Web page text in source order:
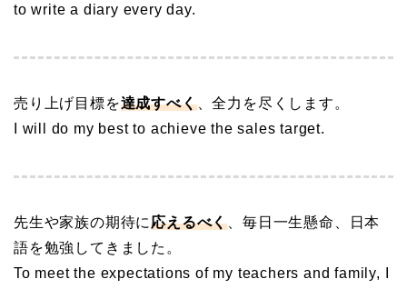
to write a diary every day.
売り上げ目標を達成すべく、全力を尽くします。
I will do my best to achieve the sales target.
先生や家族の期待に応えるべく 、毎日一生懸命、日本
語を勉強してきました。
To meet the expectations of my teachers and family, I